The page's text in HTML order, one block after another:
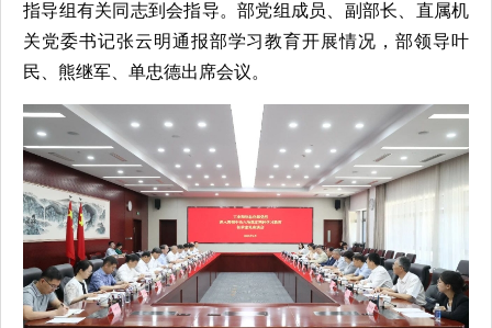
指导组有关同志到会指导。部党组成员、副部长、直属机
关党委书记张云明通报部学习教育开展情况，部领导叶
民、熊继军、单忠德出席会议。